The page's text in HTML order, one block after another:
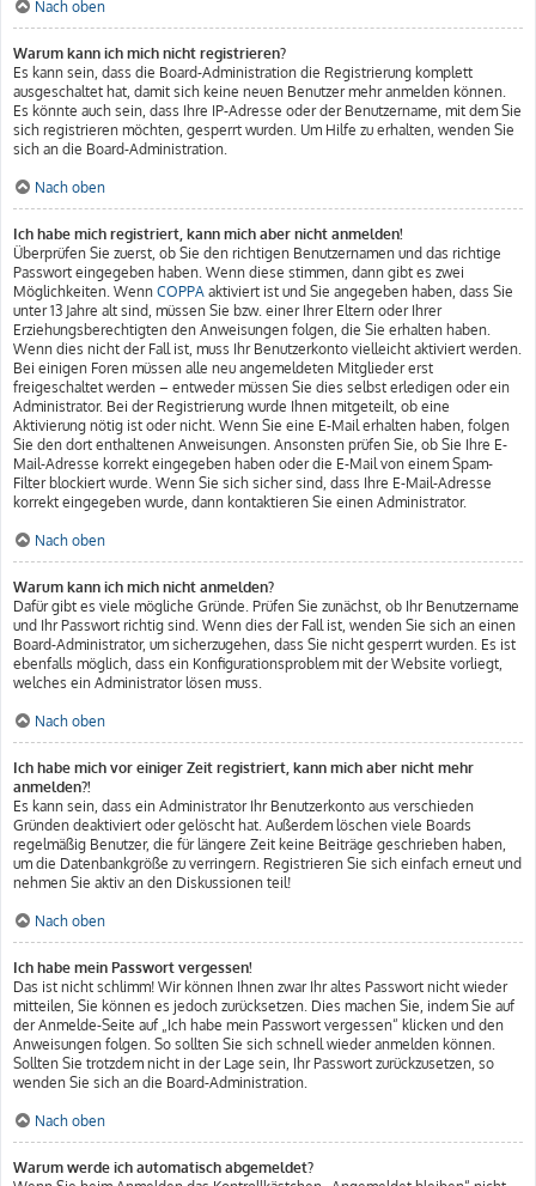
Nach oben
Warum kann ich mich nicht registrieren?
Es kann sein, dass die Board-Administration die Registrierung komplett
ausgeschaltet hat, damit sich keine neuen Benutzer mehr anmelden können.
Es könnte auch sein, dass Ihre IP-Adresse oder der Benutzername, mit dem Sie
sich registrieren möchten, gesperrt wurden. Um Hilfe zu erhalten, wenden Sie
sich an die Board-Administration.
Nach oben
Ich habe mich registriert, kann mich aber nicht anmelden!
Überprüfen Sie zuerst, ob Sie den richtigen Benutzernamen und das richtige
Passwort eingegeben haben. Wenn diese stimmen, dann gibt es zwei
Möglichkeiten. Wenn COPPA aktiviert ist und Sie angegeben haben, dass Sie
unter 13 Jahre alt sind, müssen Sie bzw. einer Ihrer Eltern oder Ihrer
Erziehungsberechtigten den Anweisungen folgen, die Sie erhalten haben.
Wenn dies nicht der Fall ist, muss Ihr Benutzerkonto vielleicht aktiviert werden.
Bei einigen Foren müssen alle neu angemeldeten Mitglieder erst
freigeschaltet werden – entweder müssen Sie dies selbst erledigen oder ein
Administrator. Bei der Registrierung wurde Ihnen mitgeteilt, ob eine
Aktivierung nötig ist oder nicht. Wenn Sie eine E-Mail erhalten haben, folgen
Sie den dort enthaltenen Anweisungen. Ansonsten prüfen Sie, ob Sie Ihre E-
Mail-Adresse korrekt eingegeben haben oder die E-Mail von einem Spam-
Filter blockiert wurde. Wenn Sie sich sicher sind, dass Ihre E-Mail-Adresse
korrekt eingegeben wurde, dann kontaktieren Sie einen Administrator.
Nach oben
Warum kann ich mich nicht anmelden?
Dafür gibt es viele mögliche Gründe. Prüfen Sie zunächst, ob Ihr Benutzername
und Ihr Passwort richtig sind. Wenn dies der Fall ist, wenden Sie sich an einen
Board-Administrator, um sicherzugehen, dass Sie nicht gesperrt wurden. Es ist
ebenfalls möglich, dass ein Konfigurationsproblem mit der Website vorliegt,
welches ein Administrator lösen muss.
Nach oben
Ich habe mich vor einiger Zeit registriert, kann mich aber nicht mehr
anmelden?!
Es kann sein, dass ein Administrator Ihr Benutzerkonto aus verschieden
Gründen deaktiviert oder gelöscht hat. Außerdem löschen viele Boards
regelmäßig Benutzer, die für längere Zeit keine Beiträge geschrieben haben,
um die Datenbankgröße zu verringern. Registrieren Sie sich einfach erneut und
nehmen Sie aktiv an den Diskussionen teil!
Nach oben
Ich habe mein Passwort vergessen!
Das ist nicht schlimm! Wir können Ihnen zwar Ihr altes Passwort nicht wieder
mitteilen, Sie können es jedoch zurücksetzen. Dies machen Sie, indem Sie auf
der Anmelde-Seite auf „Ich habe mein Passwort vergessen“ klicken und den
Anweisungen folgen. So sollten Sie sich schnell wieder anmelden können.
Sollten Sie trotzdem nicht in der Lage sein, Ihr Passwort zurückzusetzen, so
wenden Sie sich an die Board-Administration.
Nach oben
Warum werde ich automatisch abgemeldet?